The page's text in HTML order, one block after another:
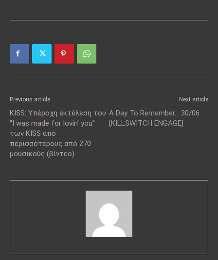
Previous article
KISS: Υπέροχη εκτέλεση του
“I was made for lovin’ you”
των KISS από
περισσότερους από 270
μουσικούς (βίντεο)
Next article
A Day To Remember… 30/06
[KILLSWITCH ENGAGE]